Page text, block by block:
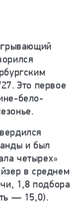
Это первое
бело-
и был
четырех»
в среднем
1,8 подбора
— 15,0).